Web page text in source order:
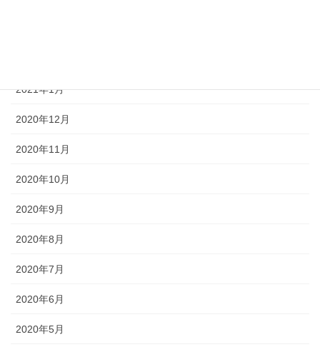
2021年1月
2020年12月
2020年11月
2020年10月
2020年9月
2020年8月
2020年7月
2020年6月
2020年5月